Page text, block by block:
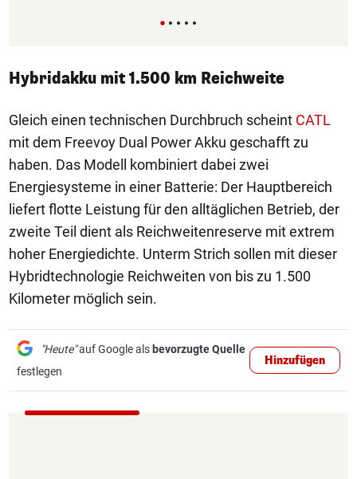
Hybridakku mit 1.500 km Reichweite
Gleich einen technischen Durchbruch scheint CATL
mit dem Freevoy Dual Power Akku geschafft zu
haben. Das Modell kombiniert dabei zwei
Energiesysteme in einer Batterie: Der Hauptbereich
liefert flotte Leistung für den alltäglichen Betrieb, der
zweite Teil dient als Reichweitenreserve mit extrem
hoher Energiedichte. Unterm Strich sollen mit dieser
Hybridtechnologie Reichweiten von bis zu 1.500
Kilometer möglich sein.
"Heute"auf Google als bevorzugte Quelle
festlegen
Hinzufügen